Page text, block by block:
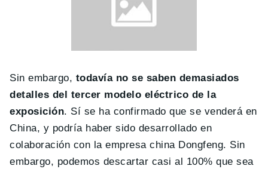
Sin embargo, todavía no se saben demasiados
detalles del tercer modelo eléctrico de la
exposición. Sí se ha confirmado que se venderá en
China, y podría haber sido desarrollado en
colaboración con la empresa china Dongfeng. Sin
embargo, podemos descartar casi al 100% que sea